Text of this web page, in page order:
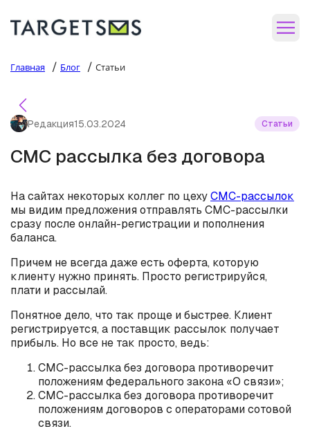
Главная / Блог / Статьи
Редакция15.03.2024 Статьи
СМС рассылка без договора
На сайтах некоторых коллег по цехуСМС-рассылок
мы видим предложения отправлять СМС-рассылки
сразу после онлайн-регистрации и пополнения
баланса.
Причем не всегда даже есть оферта, которую
клиенту нужно принять. Просто регистрируйся,
плати и рассылай.
Понятное дело, что так проще и быстрее. Клиент
регистрируется, а поставщик рассылок получает
прибыль. Но все не так просто, ведь:
СМС-рассылка без договора противоречит
положениям федерального закона «О связи»;
СМС-рассылка без договора противоречит
положениям договоров с операторами сотовой
связи.